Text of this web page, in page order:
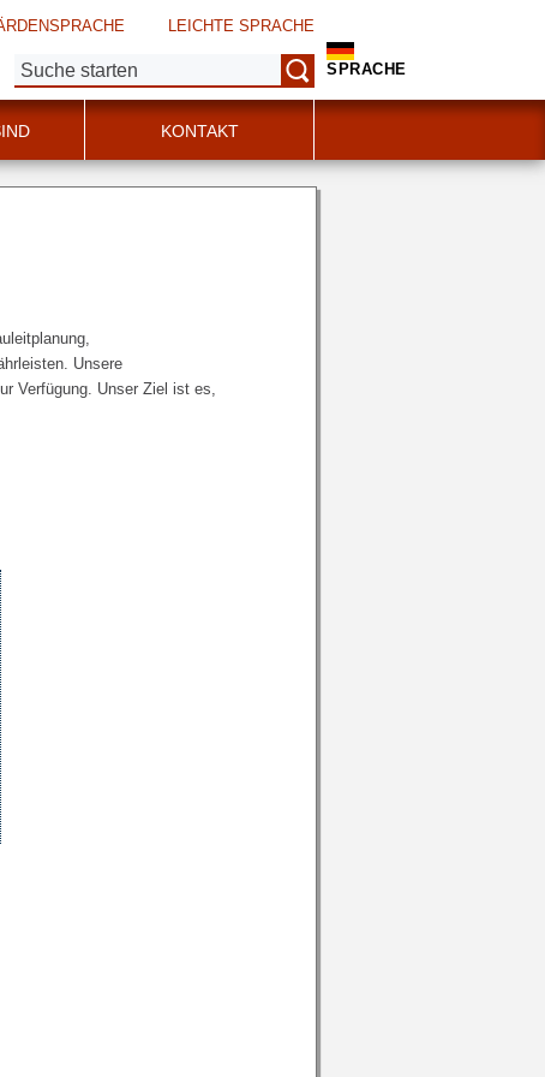
LEICHTE SPRACHE
Suche: SPRACHE
KONTAKT
Unsere
Verfügung. Unser Ziel ist es,